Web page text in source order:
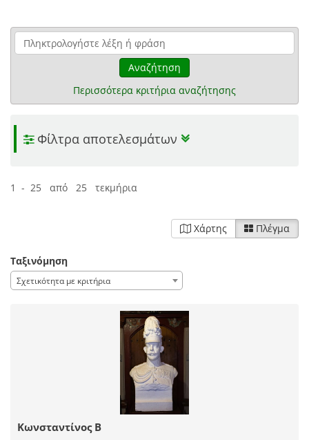
Αναζήτηση
Περισσότερα κριτήρια αναζήτησης
Φίλτρα αποτελεσμάτων
1 - 25 από 25 τεκμήρια
Χάρτης Πλέγμα
Ταξινόμηση
Σχετικότητα με κριτήρια
Κωνσταντίνος Β